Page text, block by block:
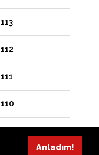
Anladım!
113
112
111
110